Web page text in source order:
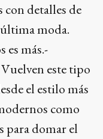
con detalles de
moda.
es más.-
este tipo
el estilo más
como
para domar el